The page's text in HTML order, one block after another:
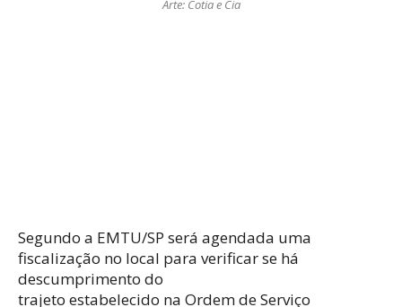
Arte: Cotia e Cia
Segundo a EMTU/SP será agendada uma
fiscalização no local para verificar se há
descumprimento do
trajeto estabelecido na Ordem de Serviço